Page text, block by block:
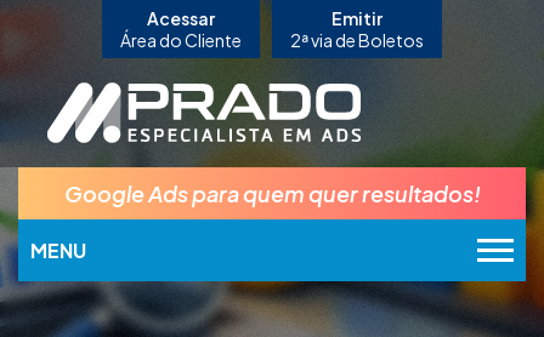
Acessar
Área do Cliente
Emitir
2ª via de Boletos
Google Ads para quem quer resultados!
MENU